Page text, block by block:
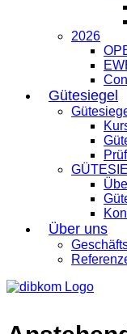
2026
Gütesiegel
Über uns